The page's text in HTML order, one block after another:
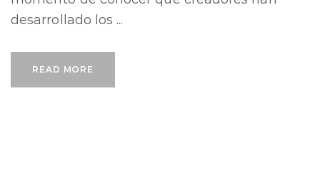
desarrollado los ...
READ MORE